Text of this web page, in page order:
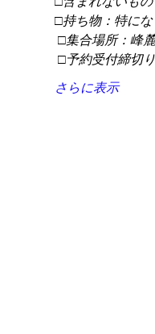
□持ち物：特にな
□集合場所：峰
□予約受付締切
さらに表示